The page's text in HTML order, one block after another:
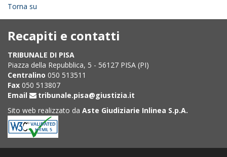
Torna su
Recapiti e contatti
TRIBUNALE DI PISA
Piazza della Repubblica, 5 - 56127 PISA (PI)
Centralino 050 513511
Fax 050 513807
Email
tribunale.pisa@giustizia.it
Sito web realizzato da Aste Giudiziarie Inlinea S.p.A.